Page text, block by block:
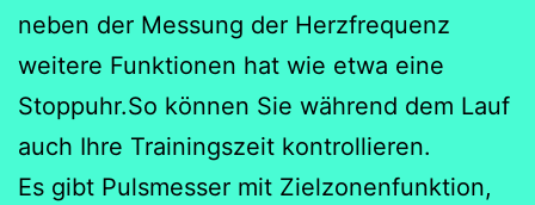
neben der Messung der Herzfrequenz
weitere Funktionen hat wie etwa eine
Stoppuhr.So können Sie während dem Lauf
auch Ihre Trainingszeit kontrollieren.
Es gibt Pulsmesser mit Zielzonenfunktion,